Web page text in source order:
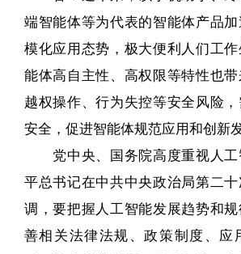
端智能体等为代表的智能体产品
模化应用态势，极大便利人们工
能体高自主性、高权限等特性也带
越权操作、行为失控等安全风险
安全，促进智能体规范应用和创新发
党中央、国务院高度重视人工
平总书记在中共中央政治局第二
调，要把握人工智能发展趋势和
善相关法律法规、政策制度、应